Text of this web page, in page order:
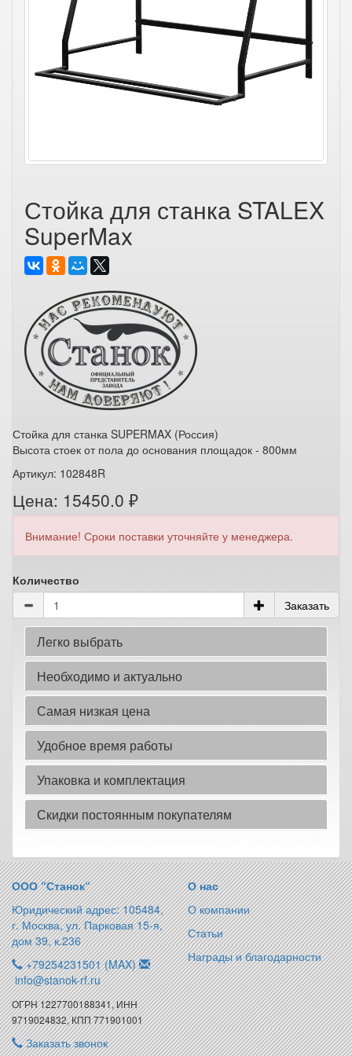
Стойка для станка STALEX
SuperMax
Стойка для станка SUPERMAX (Россия)
Высота стоек от пола до основания площадок - 800мм
Артикул: 102848R
Цена: 15450.0 ₽
Внимание! Сроки поставки уточняйте у менеджера.
Количество
Заказать
Легко выбрать
Необходимо и актуально
Самая низкая цена
Удобное время работы
Упаковка и комплектация
Скидки постоянным покупателям
ООО “Станок“
Юридический адрес: 105484,
г. Москва, ул. Парковая 15-я,
дом 39, к.236
+79254231501 (MAX)
info@stanok-rf.ru
ОГРН 1227700188341, ИНН
9719024832, КПП 771901001
Заказать звонок
О нас
О компании
Статьи
Награды и благодарности